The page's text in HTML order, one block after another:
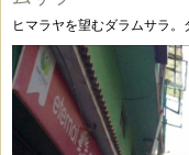
ヒマラヤを望むダラムサラ。